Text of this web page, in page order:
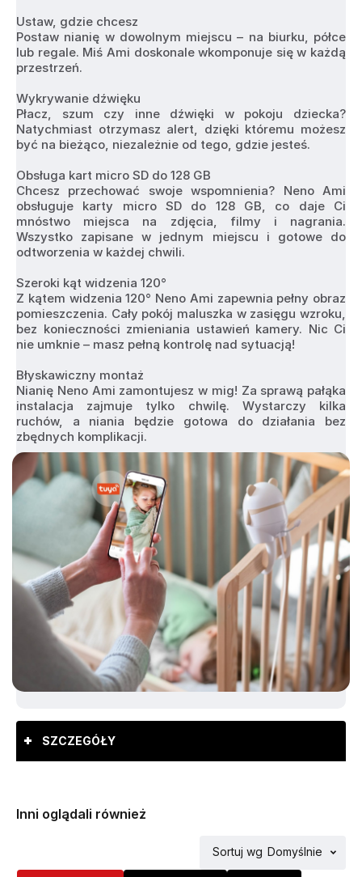
Ustaw, gdzie chcesz
Postaw nianię w dowolnym miejscu – na biurku, półce
lub regale. Miś Ami doskonale wkomponuje się w każdą
przestrzeń.
Wykrywanie dźwięku
Płacz, szum czy inne dźwięki w pokoju dziecka?
Natychmiast otrzymasz alert, dzięki któremu możesz
być na bieżąco, niezależnie od tego, gdzie jesteś.
Obsługa kart micro SD do 128 GB
Chcesz przechować swoje wspomnienia? Neno Ami
obsługuje karty micro SD do 128 GB, co daje Ci
mnóstwo miejsca na zdjęcia, filmy i nagrania.
Wszystko zapisane w jednym miejscu i gotowe do
odtworzenia w każdej chwili.
Szeroki kąt widzenia 120°
Z kątem widzenia 120° Neno Ami zapewnia pełny obraz
pomieszczenia. Cały pokój maluszka w zasięgu wzroku,
bez konieczności zmieniania ustawień kamery. Nic Ci
nie umknie – masz pełną kontrolę nad sytuacją!
Błyskawiczny montaż
Nianię Neno Ami zamontujesz w mig! Za sprawą pałąka
instalacja zajmuje tylko chwilę. Wystarczy kilka
ruchów, a niania będzie gotowa do działania bez
zbędnych komplikacji.
SZCZEGÓŁY
Inni oglądali również
Sortuj wg Domyślnie